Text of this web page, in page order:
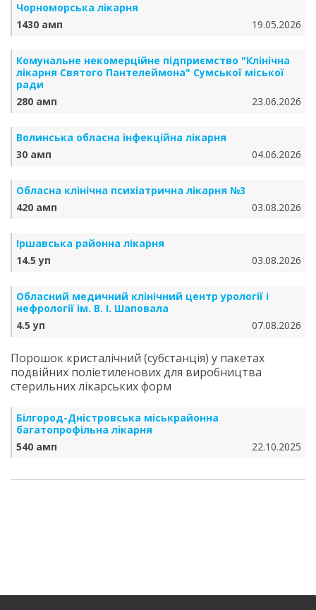
Чорноморська лікарня
1430 амп
19.05.2026
Комунальне некомерційне підприємство "Клінічна
лікарня Святого Пантелеймона" Сумської міської
ради
280 амп
23.06.2026
Волинська обласна інфекційна лікарня
30 амп
04.06.2026
Обласна клінічна психіатрична лікарня №3
420 амп
03.08.2026
Іршавська районна лікарня
14.5 уп
03.08.2026
Обласний медичний клінічний центр урології і
нефрології ім. В. І. Шаповала
4.5 уп
07.08.2026
Порошок кристалічний (субстанція) у пакетах
подвійних поліетиленових для виробництва
стерильних лікарських форм
Білгород-Дністровська міськрайонна
багатопрофільна лікарня
540 амп
22.10.2025